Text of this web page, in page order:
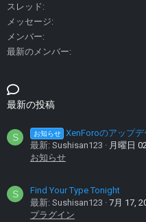
スレッド
メッセージ
メンバー
最新のメンバー
最新の投稿
S お知らせ XenForoのアップ
最新: Sushisan123
月曜日
お知らせ
S
Find Your Type Tonight
最新: Sushisan123
7月 17,
プラグイン